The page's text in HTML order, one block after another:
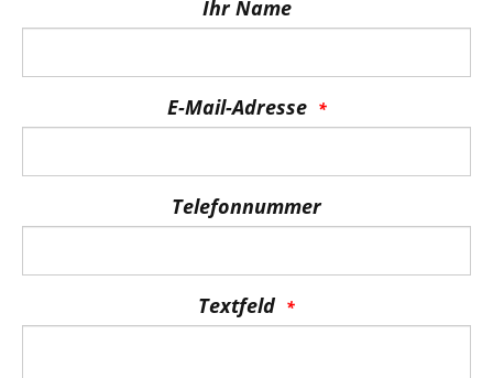
Ihr Name
E-Mail-Adresse
Telefonnummer
Textfeld